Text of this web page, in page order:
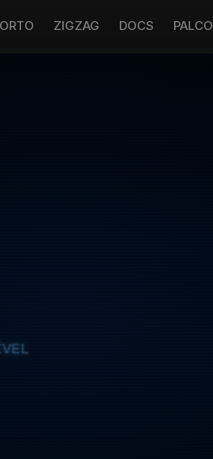
ZIGZAG DOCS PALCO